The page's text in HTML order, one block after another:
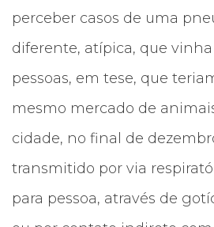
perceber casos de uma
diferente, atípica, que
pessoas, em tese, que
mesmo mercado de
cidade, no final de
transmitido por via
para pessoa, através de